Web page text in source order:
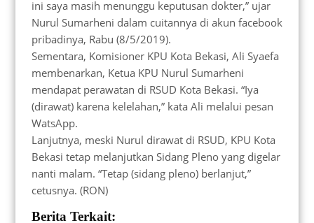
ini saya masih menunggu keputusan dokter,” ujar
Nurul Sumarheni dalam cuitannya di akun facebook
pribadinya, Rabu (8/5/2019).
Sementara, Komisioner KPU Kota Bekasi, Ali Syaefa
membenarkan, Ketua KPU Nurul Sumarheni
mendapat perawatan di RSUD Kota Bekasi. “Iya
(dirawat) karena kelelahan,” kata Ali melalui pesan
WatsApp.
Lanjutnya, meski Nurul dirawat di RSUD, KPU Kota
Bekasi tetap melanjutkan Sidang Pleno yang digelar
nanti malam. “Tetap (sidang pleno) berlanjut,”
cetusnya. (RON)
Berita Terkait: